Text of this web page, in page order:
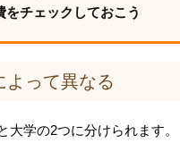
チェックしておこう
よって異なる
学の2つに分けられます。